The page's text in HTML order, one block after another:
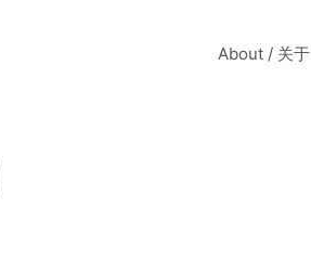
About / 关于